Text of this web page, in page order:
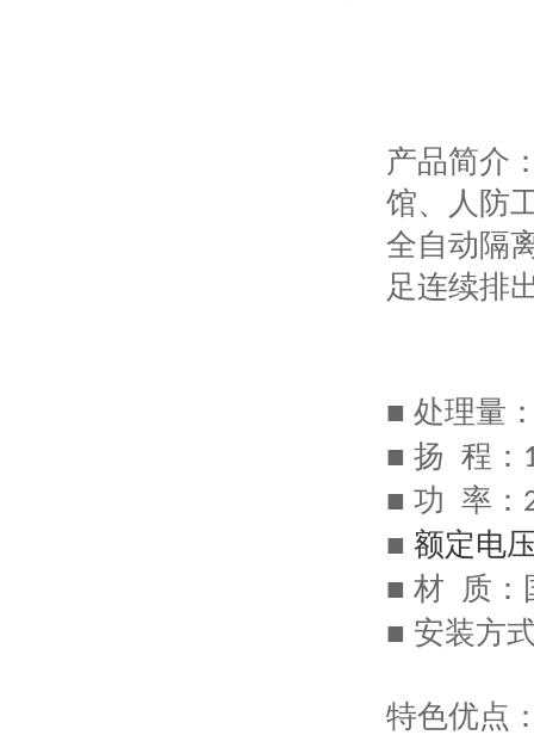
产品简介
馆、人防
全自动隔
足连续排
■ 处理量
■ 扬 程：
■ 功 率：
■ 额定电
■ 材
质：
■ 安装方
特色优点